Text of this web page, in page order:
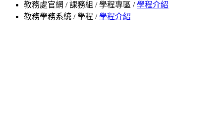
教務處官網 / 課務組 / 學程專區 /學程介紹
教務學務系統 / 學程 /學程介紹